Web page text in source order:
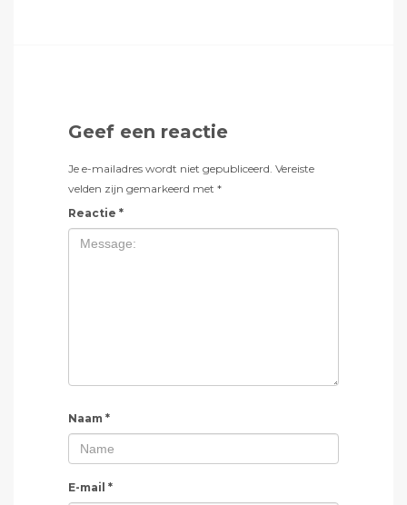
Geef een reactie
Je e-mailadres wordt niet gepubliceerd. Vereiste
velden zijn gemarkeerd met *
Reactie *
Naam *
E-mail *